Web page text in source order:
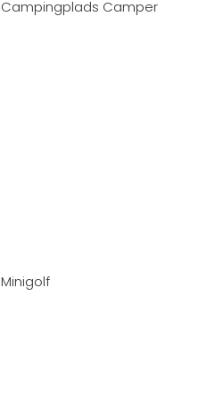
Campingplads Camper
Minigolf